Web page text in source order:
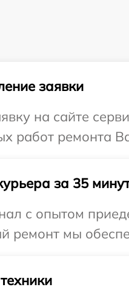
заявки
на сайте
работ ремонта
за 35
с опытом
ремонт мы